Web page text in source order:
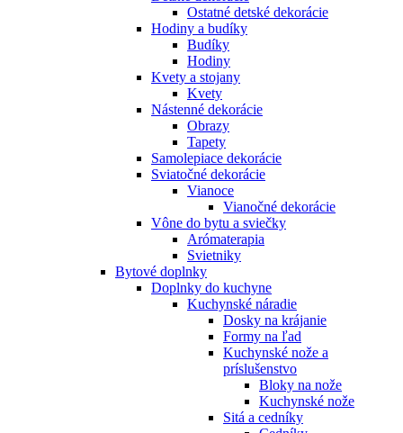
Ostatné detské dekorácie
Hodiny a budíky
Budíky
Hodiny
Kvety a stojany
Kvety
Nástenné dekorácie
Obrazy
Tapety
Samolepiace dekorácie
Sviatočné dekorácie
Vianoce
Vianočné dekorácie
Vône do bytu a sviečky
Arómaterapia
Svietniky
Bytové doplnky
Doplnky do kuchyne
Kuchynské náradie
Dosky na krájanie
Formy na ľad
Kuchynské nože a
príslušenstvo
Bloky na nože
Kuchynské nože
Sitá a cedníky